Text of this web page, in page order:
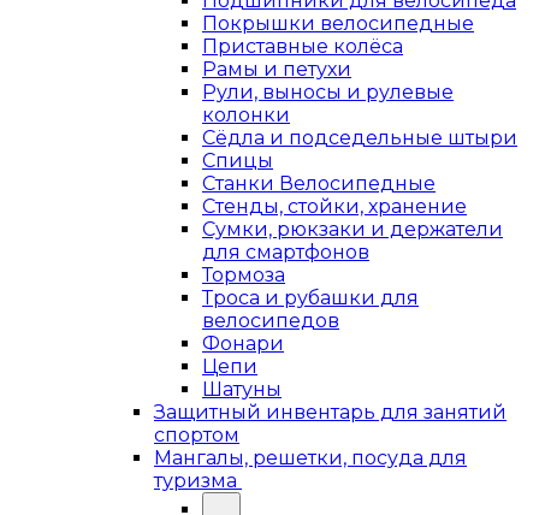
Покрышки велосипедные
Приставные колёса
Рамы и петухи
Рули, выносы и рулевые
колонки
Сёдла и подседельные штыри
Спицы
Станки Велосипедные
Стенды, стойки, хранение
Сумки, рюкзаки и держатели
для смартфонов
Тормоза
Троса и рубашки для
велосипедов
Фонари
Цепи
Шатуны
Защитный инвентарь для занятий
спортом
Мангалы, решетки, посуда для
туризма